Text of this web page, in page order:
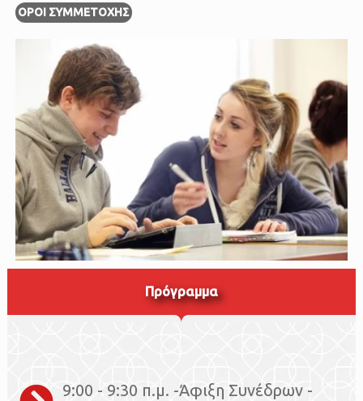
ΌΡΟΙ ΣΥΜΜΕΤΟΧΗΣ
Πρόγραμμα
9:00 - 9:30 π.μ. -Άφιξη Συνέδρων -